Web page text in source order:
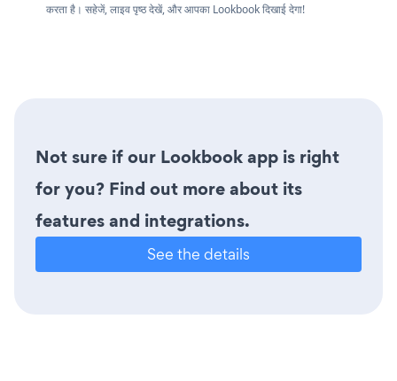
करता है। सहेजें, लाइव पृष्ठ देखें, और आपका Lookbook दिखाई देगा!
Not sure if our Lookbook app is right
for you? Find out more about its
features and integrations.
See the details